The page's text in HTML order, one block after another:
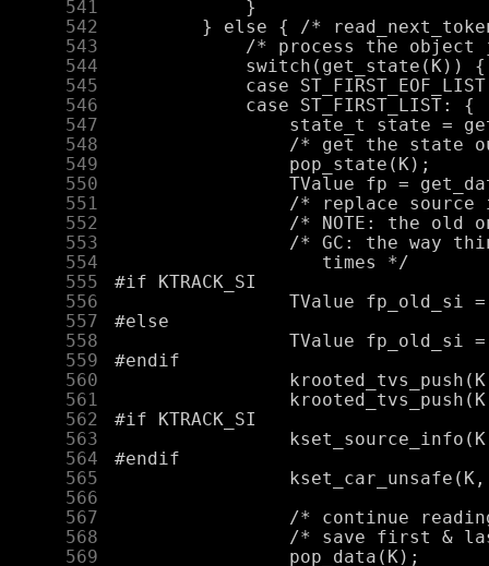
    541
    542
    543
    544
    545
    546
    547
    548
    549
    550
    551
    552
    553
    554
    555
    556
    557
    558
    559
    560
    561
    562
    563
    564
    565
    566
    567
    568
    569